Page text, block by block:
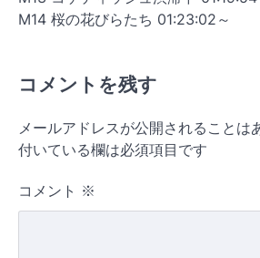
M14 桜の花びらたち 01:23:02～
コメントを残す
メールアドレスが公開されることは
付いている欄は必須項目です
コメント ※